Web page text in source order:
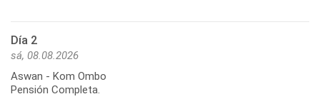
Día 2
sá, 08.08.2026
Aswan - Kom Ombo
Pensión Completa.